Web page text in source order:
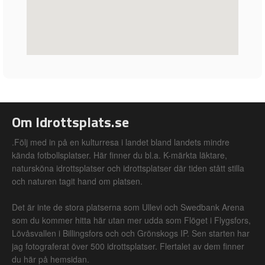
Om Idrottsplats.se
.Följ med in på en kulturresa i landet bland landets mindre
kända fotbollsplatser. Här finner du bl.a. K-märkta läktare,
natursköna idrottsplatser och idrottsplatser där tiden stått stilla
och naturen tagit hand om platsen.
Det är inte de stora platserna som Ullevi och Swedbank Arena
som du kommer hitta här utan mer udda som Flöget i Flygsfors,
Lövåsvallen i Billingsfors och och Grönskogs IP. Sen starten har
jag fotograferat över 500 idrottsplatser. Flertalet av dem finner
du här på hemsidan.